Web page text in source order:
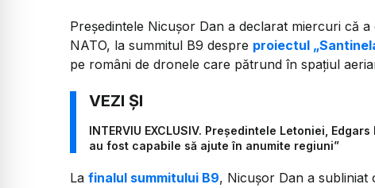
Președintele Nicușor Dan a declarat miercuri că
NATO, la summitul B9 despre proiectul
pe români de dronele care pătrund în spațiul
INTERVIU EXCLUSIV. Președintele Letoniei,
au fost capabile să ajute în anumite regiuni”
La finalul summitului B9, Nicușor Dan a subliniat